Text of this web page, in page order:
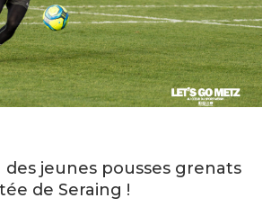
des jeunes pousses grenats
de Seraing !